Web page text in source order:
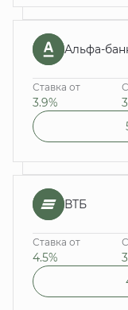
Альфа-
Ставка от
3.9%
ВТБ
Ставка от
4.5%